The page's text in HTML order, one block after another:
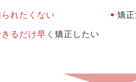
れたくない 矯
るだけ早く 矯正したい